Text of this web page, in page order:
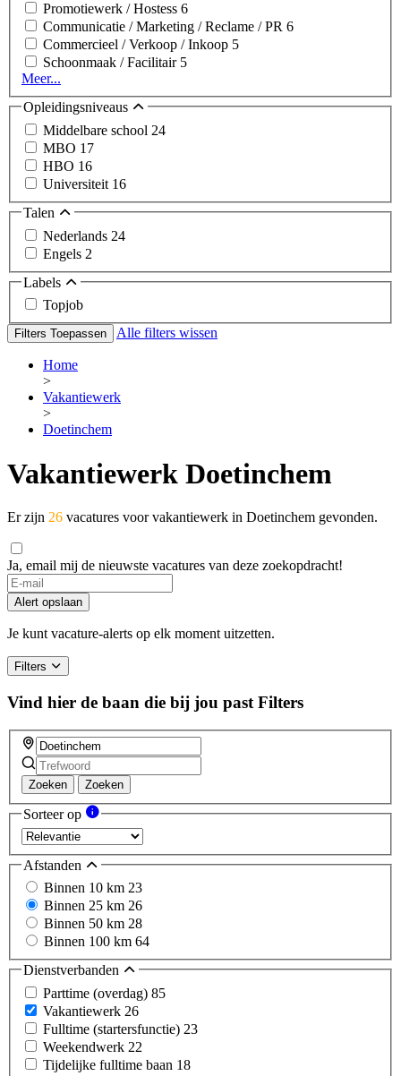
Promotiewerk / Hostess 6
Communicatie / Marketing / Reclame / PR 6
Commercieel / Verkoop / Inkoop 5
Schoonmaak / Facilitair 5
Meer...
Opleidingsniveaus
Middelbare school 24
MBO 17
HBO 16
Universiteit 16
Talen
Nederlands 24
Engels 2
Labels
Topjob
Filters Toepassen Alle filters wissen
Home
>
Vakantiewerk
>
Doetinchem
Vakantiewerk Doetinchem
Er zijn 26 vacatures voor vakantiewerk in Doetinchem gevonden.
Ja, email mij de nieuwste vacatures van deze zoekopdracht!
If
you
are
a
ignore
this
field
Alert opslaan
Je kunt vacature-alerts op elk moment uitzetten.
Filters
Vind hier de baan die bij jou past Filters
Zoeken Zoeken
Sorteer op
Afstanden
Binnen 10 km 23
Binnen 25 km 26
Binnen 50 km 28
Binnen 100 km 64
Dienstverbanden
Parttime (overdag) 85
Vakantiewerk 26
Fulltime (startersfunctie) 23
Weekendwerk 22
Tijdelijke fulltime baan 18